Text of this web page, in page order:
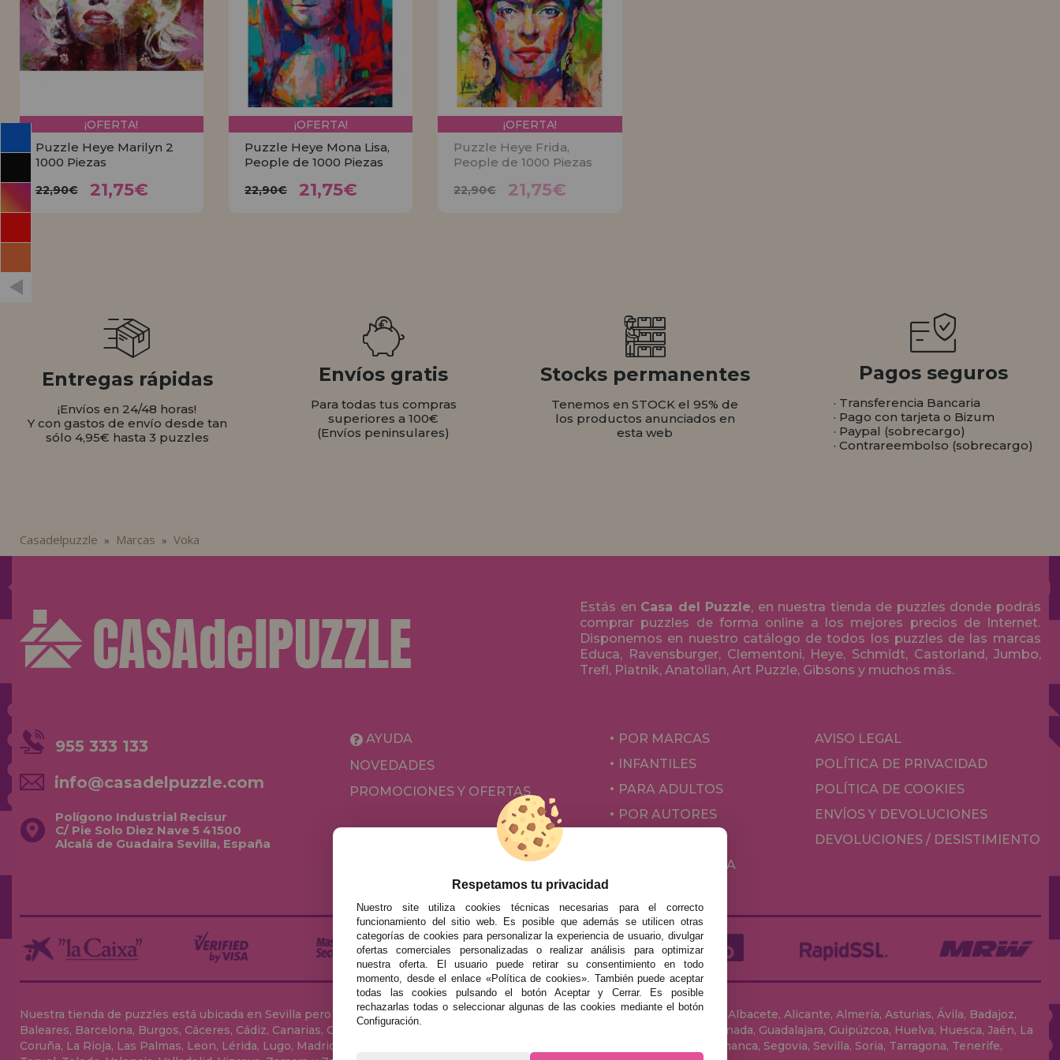
INFORMACIÓN
info@casadelpuzzle.com
¡OFERTA!
Puzzle Heye Marilyn 2
1000 Piezas
22,90€ 21,75€
¡OFERTA!
Puzzle Heye Mona Lisa,
People de 1000 Piezas
22,90€ 21,75€
¡OFERTA!
Puzzle Heye Frida,
People de 1000 Piezas
22,90€ 21,75€
Entregas rápidas
¡Envíos en 24/48 horas!
Y con gastos de envío desde tan
sólo 4,95€ hasta 3 puzzles
Envíos gratis
Para todas tus compras
superiores a 100€
(Envíos peninsulares)
Stocks permanentes
Tenemos en STOCK el 95% de
los productos anunciados en
esta web
Pagos seguros
· Transferencia Bancaria
· Pago con tarjeta o Bizum
· Paypal (sobrecargo)
· Contrareembolso (sobrecargo)
Casadelpuzzle » Marcas » Voka
Estás en Casa del Puzzle, en nuestra tienda de puzzles donde podrás
comprar puzzles de forma online a los mejores precios de Internet.
Disponemos en nuestro catálogo de todos los puzzles de las marcas
Educa, Ravensburger, Clementoni, Heye, Schmidt, Castorland, Jumbo,
Trefl, Piatnik, Anatolian, Art Puzzle, Gibsons y muchos más.
955 333 133
info@casadelpuzzle.com
Polígono Industrial Recisur
C/ Pie Solo Diez Nave 5 41500
Alcalá de Guadaira Sevilla, España
AYUDA
NOVEDADES
PROMOCIONES Y OFERTAS
POR MARCAS
INFANTILES
PARA ADULTOS
POR AUTORES
JUEGOS DE MESA
AVISO LEGAL
POLÍTICA DE PRIVACIDAD
POLÍTICA DE COOKIES
ENVÍOS Y DEVOLUCIONES
DEVOLUCIONES / DESISTIMIENTO
Nuestra tienda de puzzles está ubicada en Sevilla pero enviamos tus puzzles a cualquier ciudad del territorio español: Álava, Albacete, Alicante, Almería, Asturias, Ávila, Badajoz,
Baleares, Barcelona, Burgos, Cáceres, Cádiz, Canarias, Cantabria, Castellón, Ceuta, Ciudad Real, Córdoba, Cuenca, Gerona, Granada, Guadalajara, Guipúzcoa, Huelva, Huesca, Jaén, La
Coruña, La Rioja, Las Palmas, Leon, Lérida, Lugo, Madrid, Málaga, Melilla, Murcia, Navarra, Orense, Palencia, Pontevedra, Salamanca, Segovia, Sevilla, Soria, Tarragona, Tenerife,
Respetamos tu privacidad
Nuestro site utiliza cookies técnicas necesarias para el correcto
funcionamiento del sitio web. Es posible que además se utilicen otras
categorías de cookies para personalizar la experiencia de usuario, divulgar
ofertas comerciales personalizadas o realizar análisis para optimizar
nuestra oferta. El usuario puede retirar su consentimiento en todo
momento, desde el enlace «Política de cookies». También puede aceptar
todas las cookies pulsando el botón Aceptar y Cerrar. Es posible
rechazarlas todas o seleccionar algunas de las cookies mediante el botón
Configuración.